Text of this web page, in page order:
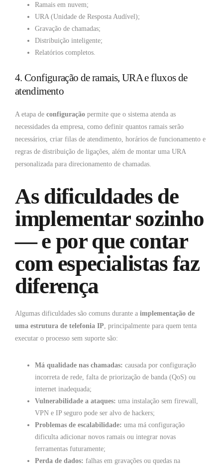
Ramais em nuvem;
URA (Unidade de Resposta Audível);
Gravação de chamadas;
Distribuição inteligente;
Relatórios completos.
4. Configuração de ramais, URA e fluxos de
atendimento
A etapa de configuração permite que o sistema atenda as
necessidades da empresa, como definir quantos ramais serão
necessários, criar filas de atendimento, horários de funcionamento e
regras de distribuição de ligações, além de montar uma URA
personalizada para direcionamento de chamadas.
As dificuldades de
implementar sozinho
— e por que contar
com especialistas faz
diferença
Algumas dificuldades são comuns durante a implementação de
uma estrutura de telefonia IP , principalmente para quem tenta
executar o processo sem suporte são:
Má qualidade nas chamadas: causada por configuração
incorreta de rede, falta de priorização de banda (QoS) ou
internet inadequada;
Vulnerabilidade a ataques: uma instalação sem firewall,
VPN e IP seguro pode ser alvo de hackers;
Problemas de escalabilidade: uma má configuração
dificulta adicionar novos ramais ou integrar novas
ferramentas futuramente;
Perda de dados: falhas em gravações ou quedas na